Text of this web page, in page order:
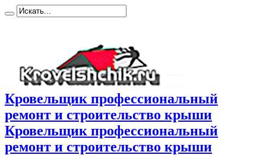
Кровельщик профессиональный
ремонт и строительство крыши
Кровельщик профессиональный
ремонт и строительство крыши